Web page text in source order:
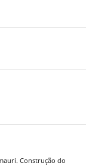
Construção do